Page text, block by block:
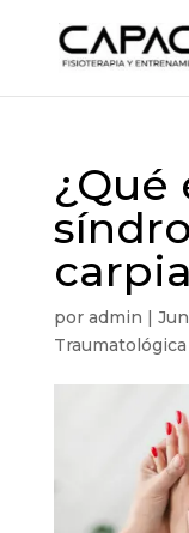
¿Qué
por admin |
Traumatológica